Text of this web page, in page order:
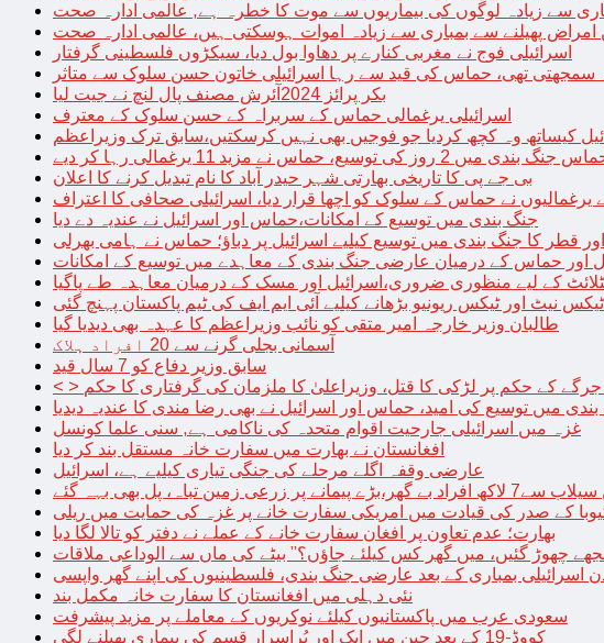
سے زیادہ لوگوں کی بیماریوں سے موت کا خطرہ ہے, عالمی ادارہ صحت
امراض پھیلنے سے بمباری سے زیادہ اموات ہوسکتی ہیں، عالمی ادارہ صحت
اسرائیلی فوج نے مغربی کنارے پر دھاوا بول دیا، سیکڑوں فلسطینی گرفتار
سمجھتی تھی، حماس کی قید سے رہا اسرائیلی خاتون حسن سلوک سے متاثر
بکر پرائز 2024آئرش مصنف پال لنچ نے جیت لیا
اسرائیلی یرغمالی حماس کے سربراہ کے حسن سلوک کے معترف
کیساتھ وہ کچھ کردیا جو فوجیں بھی نہیں کرسکتیں،سابق ترک وزیراعظم
2 روز کی توسیع، حماس نے مزید 11 یرغمالی رہا کر دیے
بی جے پی کا تاریخی بھارتی شہر حیدر آباد کا نام تبدیل کرنے کا اعلان
یرغمالیوں نے حماس کے سلوک کو اچھا قرار دیا، اسرائیلی صحافی کا اعتراف
جنگ بندی میں توسیع کے امکانات،حماس اور اسرائیل نے عندیہ دے دیا
اور قطر کا جنگ بندی میں توسیع کیلیے اسرائیل پر دباؤ؛ حماس نے ہامی بھرلی
اور حماس کے درمیان عارضی جنگ بندی کے معاہدے میں توسیع کے امکانات
کے لیے منظوری ضروری،اسرائیل اور مسک کے درمیان معاہدہ طے پاگیا
ٹیکس نیٹ اور ٹیکس ریونیو بڑھانے کیلیے آئی ایم ایف کی ٹیم پاکستان پہنچ گئی
طالبان وزیر خارجہ امیر متقی کو نائب وزیراعظم کا عہدہ بھی دیدیا گیا
آسمانی بجلی گرنے سے 20 افراد ہلاک
سابق وزیر دفاع کو 7 سال قید
جرگے کے حکم پر لڑکی کا قتل، وزیراعلیٰ کا ملزمان کی گرفتاری کا حکم
میں توسیع کی امید، حماس اور اسرائیل نے بھی رضا مندی کا عندیہ دیدیا
غزہ میں اسرائیلی جارحیت اقوام متحدہ کی ناکامی ہے, سنی علما کونسل
افغانستان نے بھارت میں سفارت خانہ مستقل بند کر دیا
عارضی وقفہ اگلے مرحلے کی جنگی تیاری کیلیے ہے، اسرائیل
پر زرعی زمین تباہ، پل بھی بہہ گئے
کے صدر کی قیادت میں امریکی سفارت خانے پر غزہ کی حمایت میں ریلی
بھارت؛ عدم تعاون پر افغان سفارت خانے کے عملے نے دفتر کو تالا لگا دیا
چھوڑ گئیں، میں گھر کس کیلئے جاؤں؟” بیٹے کی ماں سے الوداعی ملاقات
نئی دہلی میں افغانستان کا سفارت خانہ مکمل بند
سعودی عرب میں پاکستانیوں کیلئے نوکریوں کے معاملے پر مزید پیشرفت
کووڈ-19 کے بعد چین میں ایک اور پُراسرار قسم کی بیماری پھیلنے لگی